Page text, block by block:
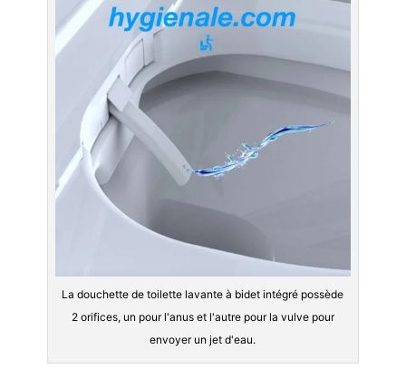
La douchette de toilette lavante à bidet intégré possède
2 orifices, un pour l'anus et l'autre pour la vulve pour
envoyer un jet d'eau.